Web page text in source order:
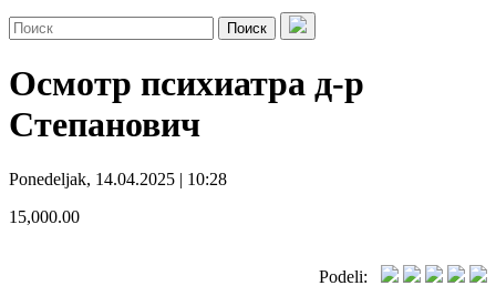
Поиск
Осмотр психиатра д-р
Степанович
Ponedeljak, 14.04.2025 | 10:28
15,000.00
Podeli: